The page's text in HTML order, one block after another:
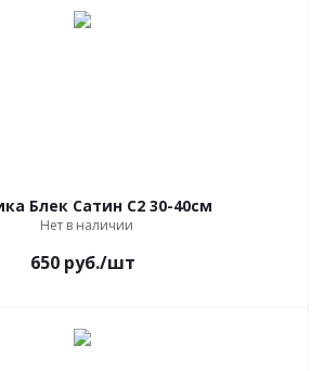
Блек Сатин С2 30-40см
Нет в наличии
650руб./шт